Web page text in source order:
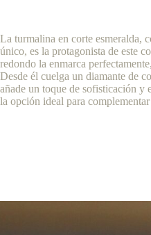
La turmalina en corte esmeralda,
único, es la protagonista de este
redondo la enmarca
Desde él cuelga un diamante de
añade un toque de sofisticación y
la opción ideal para